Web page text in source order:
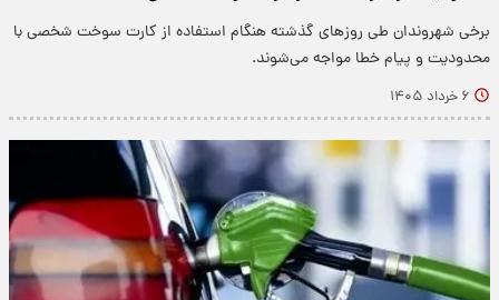
برخی شهروندان طی روزهای گذشته هنگام استفاده از کارت سوخت شخصی با
محدودیت و پیام خطا مواجه می‌شوند.
۶ خرداد ۱۴۰۵